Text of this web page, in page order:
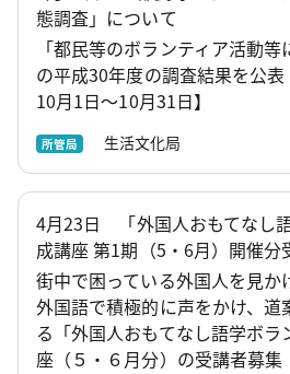
態調査」について
「都民等のボランティア活動等
の平成30年度の調査結果を公
10月1日～10月31日】
所管局 生活文化局
4月23日 「外国人おもてなし
成講座 第1期（5・6月）開催分
街中で困っている外国人を見か
外国語で積極的に声をかけ、道
る「外国人おもてなし語学ボ
座（５・６月分）の受講者募集